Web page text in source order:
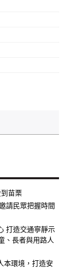
苗栗
請民眾把握時間
打造交通寧靜示
、長者與用路人
本環境，打造安